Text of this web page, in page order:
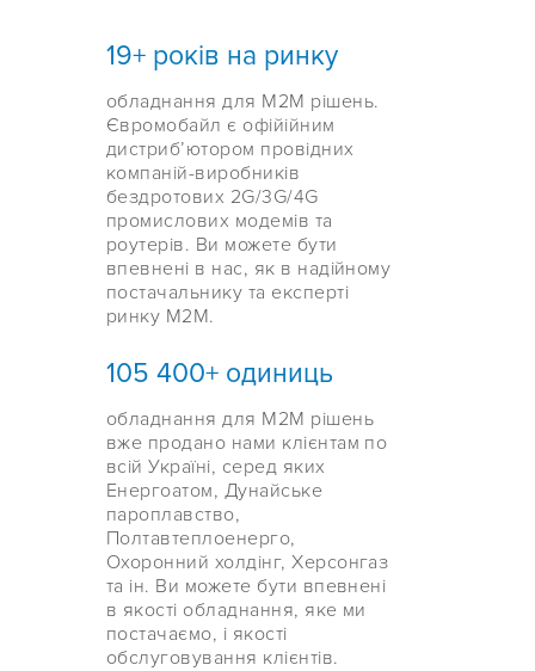
19+ років на ринку
обладнання для М2М рішень.
Євромобайл є офійійним
дистрибʼютором провідних
компаній-виробників
бездротових 2G/3G/4G
промислових модемів та
роутерів. Ви можете бути
впевнені в нас, як в надійному
постачальнику та експерті
ринку М2М.
105 400+ одиниць
обладнання для M2M рішень
вже продано нами клієнтам по
всій Україні, серед яких
Енергоатом, Дунайське
пароплавство,
Полтавтеплоенерго,
Охоронний холдінг, Херсонгаз
та ін. Ви можете бути впевнені
в якості обладнання, яке ми
постачаємо, і якості
обслуговування клієнтів.